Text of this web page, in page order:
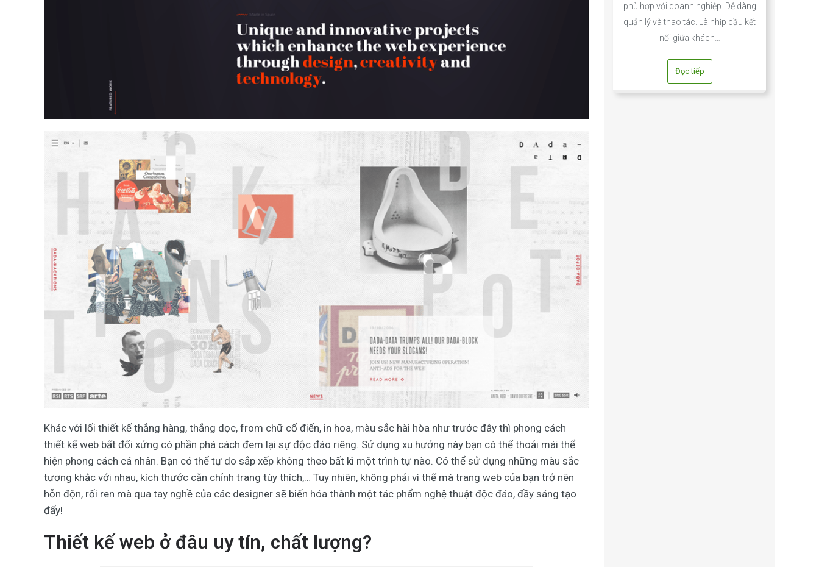
Khác với lối thiết kế thẳng hàng, thẳng dọc, from chữ cổ điển, in hoa, màu sắc hài hòa như trước đây thì phong cách
thiết kế web bất đối xứng có phần phá cách đem lại sự độc đáo riêng. Sử dụng xu hướng này bạn có thể thoải mái thể
hiện phong cách cá nhân. Bạn có thể tự do sắp xếp không theo bất kì một trình tự nào. Có thể sử dụng những màu sắc
tương khắc với nhau, kích thước căn chỉnh trang tùy thích,… Tuy nhiên, không phải vì thế mà trang web của bạn trở nên
hỗn độn, rối ren mà qua tay nghề của các designer sẽ biến hóa thành một tác phẩm nghệ thuật độc đáo, đầy sáng tạo
đấy!
Thiết kế web ở đâu uy tín, chất lượng?
phù hợp với doanh nghiệp. Dễ dàng
quản lý và thao tác. Là nhịp cầu kết
nối giữa khách…
Đọc tiếp